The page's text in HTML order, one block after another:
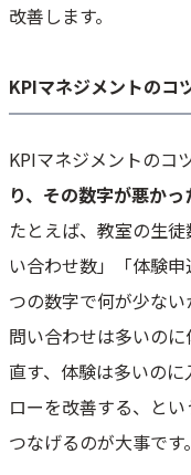
改善します。
KPIマネジメントのコ
KPIマネジメントのコツ
り、その数字が悪か
たとえば、教室の生
い合わせ数」「体験
つの数字で何が少ない
問い合わせは多いの
直す、体験は多いの
ローを改善する、と
つなげるのが大事です。